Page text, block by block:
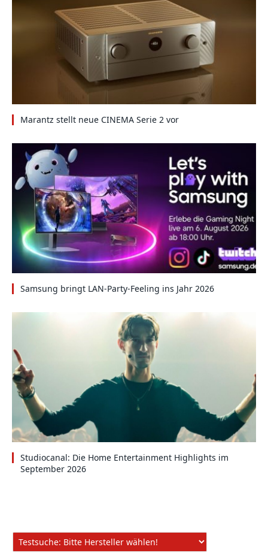
Marantz stellt neue CINEMA Serie 2 vor
Samsung bringt LAN-Party-Feeling ins Jahr 2026
Studiocanal: Die Home Entertainment Highlights im
September 2026